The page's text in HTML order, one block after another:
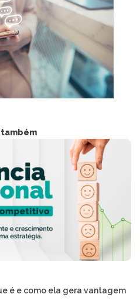
também
é e como ela gera vantagem